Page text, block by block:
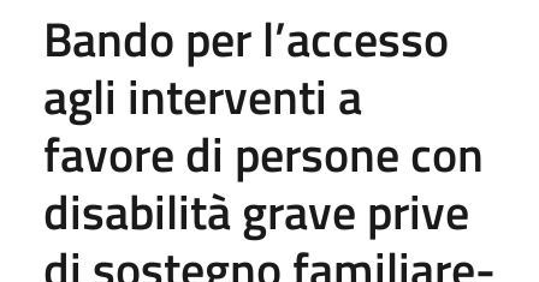
Bando per l’accesso
agli interventi a
favore di persone con
disabilità grave prive